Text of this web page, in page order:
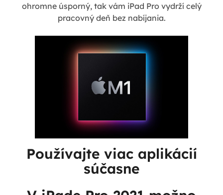
ohromne úsporný, tak vám iPad Pro vydrží celý
pracovný deň bez nabíjania.
Používajte viac aplikácií
súčasne